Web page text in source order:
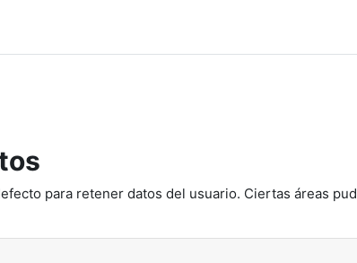
para retener datos del usuario. Ciertas áreas